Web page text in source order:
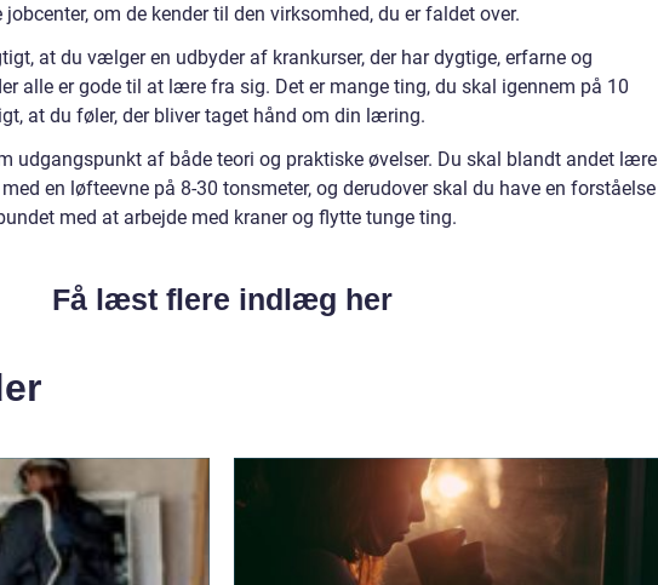
om de kender til den virksomhed, du er faldet over.
at du vælger en udbyder af krankurser, der har dygtige, erfarne og
alle er gode til at lære fra sig. Det er mange ting, du skal igennem på 10
at du føler, der bliver taget hånd om din læring.
udgangspunkt af både teori og praktiske øvelser. Du skal blandt andet lære
en løfteevne på 8-30 tonsmeter, og derudover skal du have en forståelse
med at arbejde med kraner og flytte tunge ting.
Få læst flere indlæg her